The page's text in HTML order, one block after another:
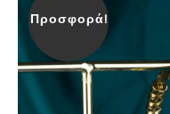
Προσφορά!